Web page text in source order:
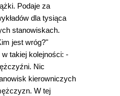
Podaje za
dla tysiąca
stanowiskach.
jest wróg?"
w takiej kolejności: -
Nic
kierowniczych
W tej